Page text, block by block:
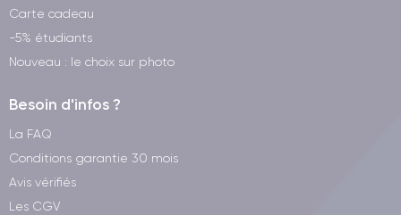
Carte cadeau
-5% étudiants
Nouveau : le choix sur photo
Besoin d'infos ?
La FAQ
Conditions garantie 30 mois
Avis vérifiés
Les CGV